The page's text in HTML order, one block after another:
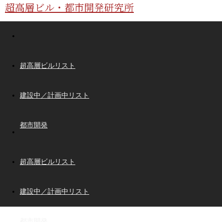
超高層ビル・都市開発研究所
超高層ビルリスト
建設中／計画中リスト
都市開発
超高層ビルリスト
建設中／計画中リスト